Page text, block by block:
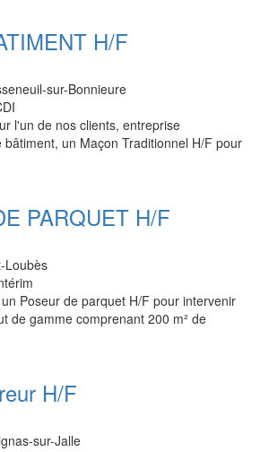
H/F
sur-Bonnieure
l'un de nos clients, entreprise
bâtiment, un Maçon Traditionnel H/F pour
PARQUET H/F
Loubès
Poseur de parquet H/F pour intervenir
de gamme comprenant 200 m² de
H/F
sur-Jalle